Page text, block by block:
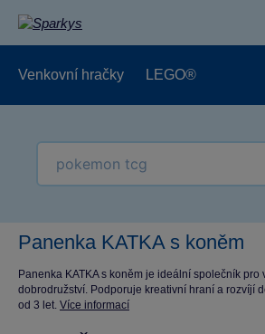
Venkovní hračky LEGO®
Panenka KATKA s koněm
Panenka KATKA s koněm je ideální společník pro
dobrodružství. Podporuje kreativní hraní a rozvíjí
od 3 let. Více informací